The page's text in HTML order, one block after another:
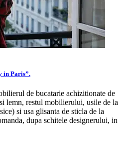
in Paris”.
de bucatarie achizitionate de
lemn, restul mobilierului, usile de la
si usa glisanta de sticla de la
dupa schitele designerului, in